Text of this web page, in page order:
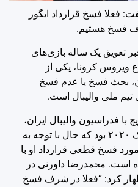
فعلا فسخ قرارداد ایگور
فسخ هستیم.
تعویق یک ساله بازی‌های
شیوع ویروس کرونا، یکی از
بحث فسخ یا عدم فسخ
تیم ملی والیبال است.
با فدراسیون والیبال ایران،
قرارداد او تا پایان بازی‌های المپیک ۲۰۲۰ بود که حال با توجه به
فسخ قطعی قرارداد او با
است. محمدرضا داورنی در
کرد: “فعلا در شرف فسخ